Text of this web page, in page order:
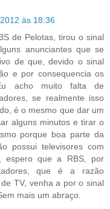
às 18:36
de Pelotas, tirou o sinal
anunciantes que se
de que, devido o sinal
e por consequencia os
acho muito falta de
se realmente isso
é o mesmo que dar um
alguns minutos e tirar o
porque boa parte da
possui televisores com
espero que a RBS, por
que é a razão
TV, venha a por o sinal
mais um abraço.